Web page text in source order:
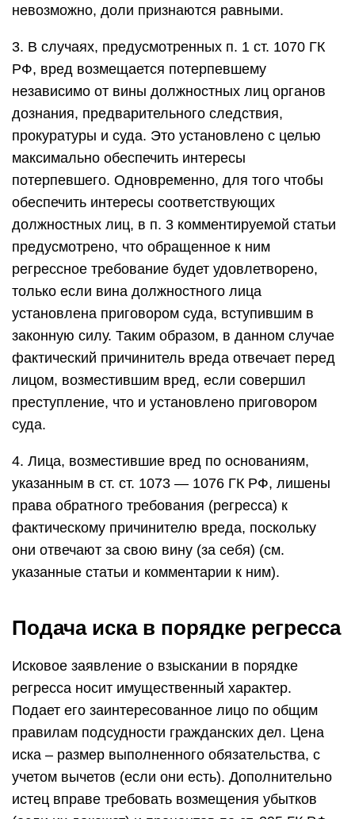
невозможно, доли признаются равными.
3. В случаях, предусмотренных п. 1 ст. 1070 ГК
РФ, вред возмещается потерпевшему
независимо от вины должностных лиц органов
дознания, предварительного следствия,
прокуратуры и суда. Это установлено с целью
максимально обеспечить интересы
потерпевшего. Одновременно, для того чтобы
обеспечить интересы соответствующих
должностных лиц, в п. 3 комментируемой статьи
предусмотрено, что обращенное к ним
регрессное требование будет удовлетворено,
только если вина должностного лица
установлена приговором суда, вступившим в
законную силу. Таким образом, в данном случае
фактический причинитель вреда отвечает перед
лицом, возместившим вред, если совершил
преступление, что и установлено приговором
суда.
4. Лица, возместившие вред по основаниям,
указанным в ст. ст. 1073 — 1076 ГК РФ, лишены
права обратного требования (регресса) к
фактическому причинителю вреда, поскольку
они отвечают за свою вину (за себя) (см.
указанные статьи и комментарии к ним).
Подача иска в порядке регресса
Исковое заявление о взыскании в порядке
регресса носит имущественный характер.
Подает его заинтересованное лицо по общим
правилам подсудности гражданских дел. Цена
иска – размер выполненного обязательства, с
учетом вычетов (если они есть). Дополнительно
истец вправе требовать возмещения убытков